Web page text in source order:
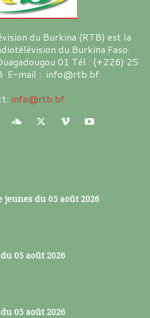
du Burkina (RTB) est la
du Burkina Faso.
01 Tél : (+226) 25
E-mail : info@rtb.bf
info@rtb.bf
jeunes du 05 août 2026
05 août 2026
05 août 2026